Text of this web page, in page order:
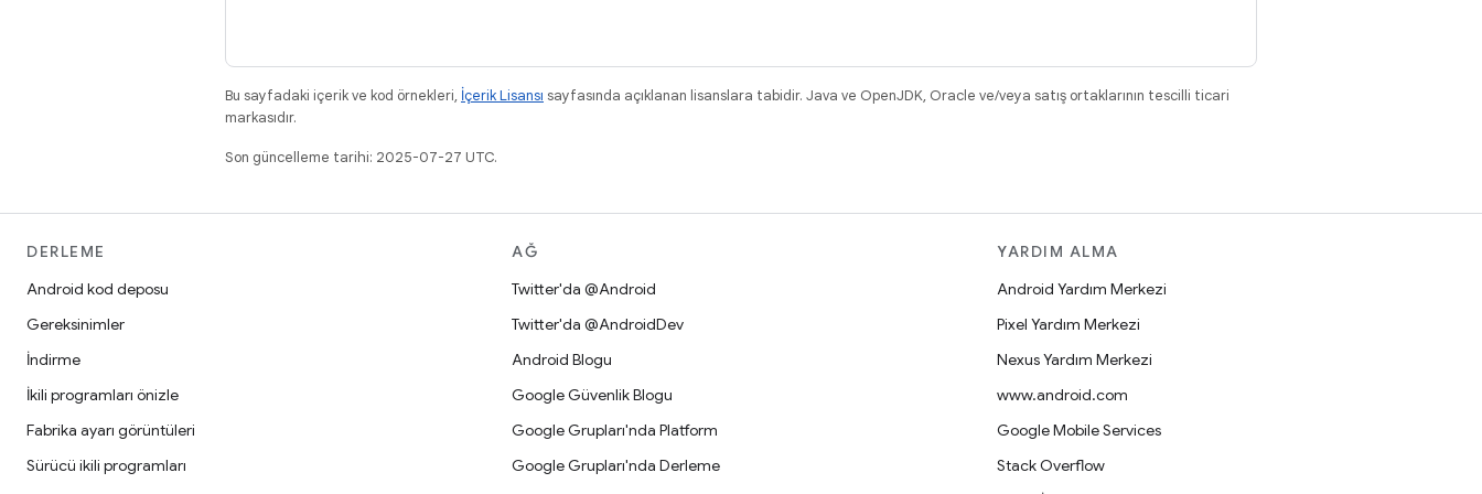
Bu sayfadaki içerik ve kod örnekleri, İçerik Lisansı sayfasında açıklanan lisanslara tabidir. Java ve OpenJDK, Oracle ve/veya satış ortaklarının tescilli ticari
markasıdır.
Son güncelleme tarihi: 2025-07-27 UTC.
DERLEME
Android kod deposu
Gereksinimler
İndirme
İkili programları önizle
Fabrika ayarı görüntüleri
Sürücü ikili programları
AĞ
Twitter'da @Android
Twitter'da @AndroidDev
Android Blogu
Google Güvenlik Blogu
Google Grupları'nda Platform
Google Grupları'nda Derleme
YARDIM ALMA
Android Yardım Merkezi
Pixel Yardım Merkezi
Nexus Yardım Merkezi
www.android.com
Google Mobile Services
Stack Overflow